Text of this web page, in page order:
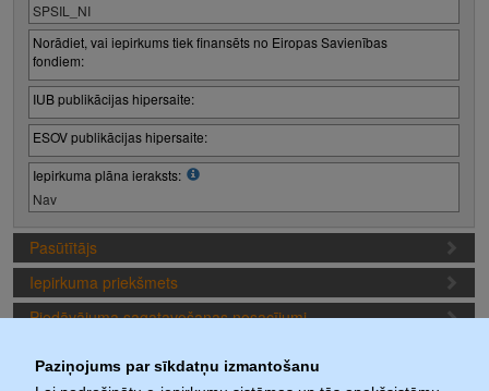
Paziņojums par sīkdatņu izmantošanu
SPSIL_NI
Norādiet, vai iepirkums tiek finansēts no Eiropas Savienības
fondiem:
IUB publikācijas hipersaite:
ESOV publikācijas hipersaite:
Iepirkuma plāna ieraksts:
Nav
Pasūtītājs
Iepirkuma priekšmets
Piedāvājuma sagatavošanas nosacījumi
Iepirkuma daļas